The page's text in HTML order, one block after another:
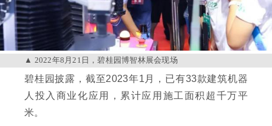
2022年8月21日，碧桂园博智林展会现场
碧桂园披露，截至2023年1月，已有33款建筑机器
人投入商业化应用，累计应用施工面积超千万平
米。